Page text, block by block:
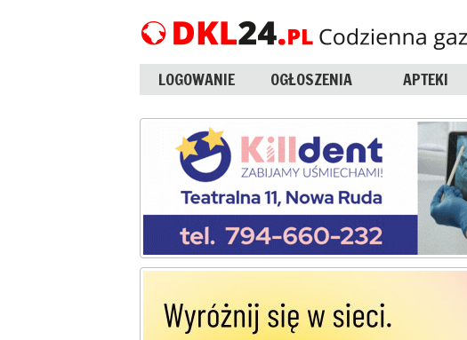
LOGOWANIE OGŁOSZENIA APTEKI